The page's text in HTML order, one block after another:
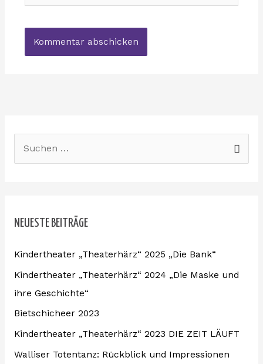
e
n
a
c
h
:
NEUESTE BEITRÄGE
Kindertheater „Theaterhärz“ 2025 „Die Bank“
Kindertheater „Theaterhärz“ 2024 „Die Maske und
ihre Geschichte“
Bietschicheer 2023
Kindertheater „Theaterhärz“ 2023 DIE ZEIT LÄUFT
Walliser Totentanz: Rückblick und Impressionen